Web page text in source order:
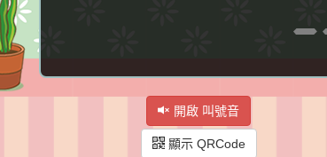
開啟 叫號音
顯示 QRCode